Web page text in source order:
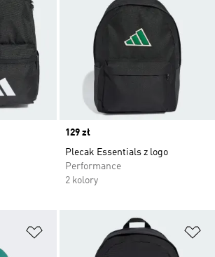
Price
129 zł
Plecak Essentials z logo
Performance
2 kolory
Dodaj do listy życzeń